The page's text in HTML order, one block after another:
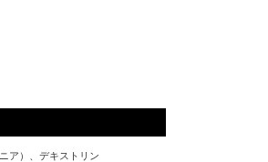
ア）、デキストリン